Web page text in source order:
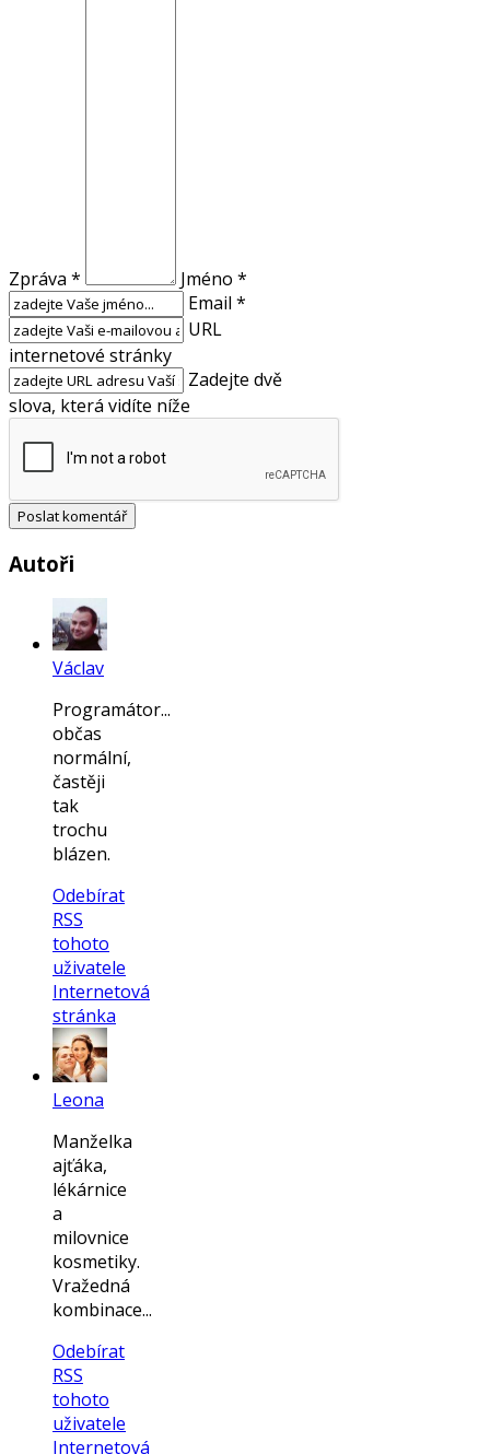
Zpráva *
Jméno *
Email *
URL
internetové stránky
Zadejte dvě
slova, která vidíte níže
Autoři
Václav
Programátor...
občas
normální,
častěji
tak
trochu
blázen.
Odebírat
RSS
tohoto
uživatele
Internetová
stránka
Leona
Manželka
ajťáka,
lékárnice
a
milovnice
kosmetiky.
Vražedná
kombinace...
Odebírat
RSS
tohoto
uživatele
Internetová